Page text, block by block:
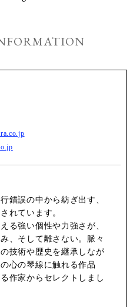
錯誤の中から紡ぎ出す、
れています。
る強い個性や力強さが、
、そして離さない。脈々
技術や歴史を継承しなが
心の琴線に触れる作品
作家からセレクトしまし